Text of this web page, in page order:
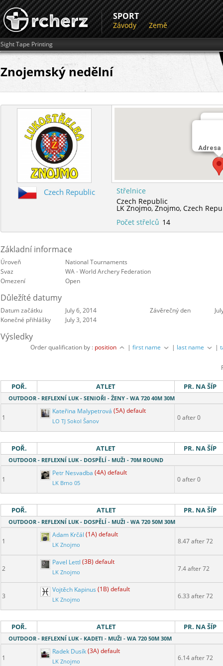
SPORT
Závody Země
Sight Tape Printing
Znojemský nedělní
Adresa
LK
Czech Republic
Střelnice
Czech Republic
LK Znojmo,Znojmo,Czech
Počet střelců 14
Základní informace
Úroveň
National Tournaments
Svaz
WA - World Archery Federation
Omezení
Open
Důležíté datumy
Datum začátku July 6, 2014 Závěrečný den
Konečné přihlášky
July 3, 2014
Výsledky
Order qualification by : position |first name | last name |
POŘ. ATLET PR. NA ŠÍP
OUTDOOR - REFLEXNÍ LUK - SENIOŘI - ŽENY - WA 720 40M 30M
1
Kateřina Malypetrová (5A) default
LO TJ Sokol Šanov 0 after 0
POŘ. ATLET PR. NA ŠÍP
OUTDOOR - REFLEXNÍ LUK - DOSPĚLÍ - MUŽI - 70M ROUND
1
Petr Nesvadba (4A) default
LK Brno 05 0 after 0
POŘ. ATLET PR. NA ŠÍP
OUTDOOR - REFLEXNÍ LUK - DOSPĚLÍ - MUŽI - WA 720 50M 30M
1
Adam Krčál (1A) default
LK Znojmo 8.47 after 72
2
Pavel Lettl (3B) default
LK Znojmo 7.4 after 72
3
Vojtěch Kapinus (1B) default
LK Znojmo 6.33 after 72
POŘ. ATLET PR. NA ŠÍP
OUTDOOR - REFLEXNÍ LUK - KADETI - MUŽI - WA 720 50M 30M
1
Radek Dusík(3A) default
LK Znojmo 6.14 after 72